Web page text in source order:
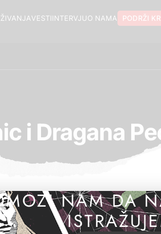
PODRŽI
O NAMA
INTERVJU
VESTI
i Dragana
NAM DA